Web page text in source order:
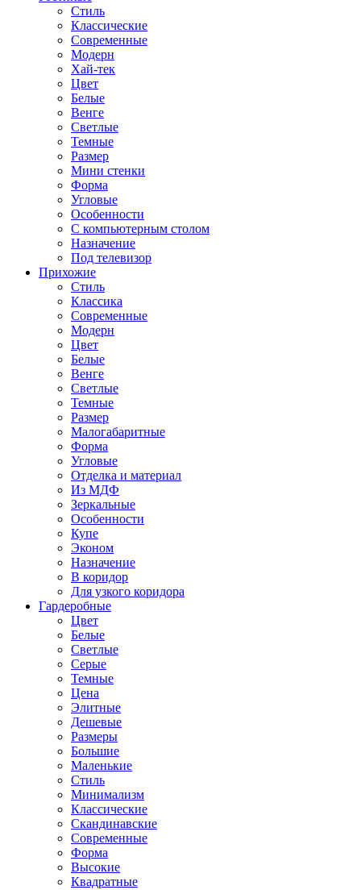
Стиль
Классические
Современные
Модерн
Хай-тек
Цвет
Белые
Венге
Светлые
Темные
Размер
Мини стенки
Форма
Угловые
Особенности
С компьютерным столом
Назначение
Под телевизор
Прихожие
Стиль
Классика
Современные
Модерн
Цвет
Белые
Венге
Светлые
Темные
Размер
Малогабаритные
Форма
Угловые
Отделка и материал
Из МДФ
Зеркальные
Особенности
Купе
Эконом
Назначение
В коридор
Для узкого коридора
Гардеробные
Цвет
Белые
Светлые
Серые
Темные
Цена
Элитные
Дешевые
Размеры
Большие
Маленькие
Стиль
Минимализм
Классические
Скандинавские
Современные
Форма
Высокие
Квадратные